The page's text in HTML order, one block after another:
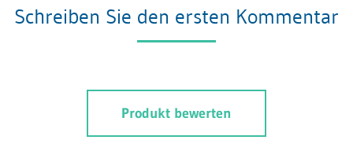
Schreiben Sie den ersten Kommentar
Produkt bewerten